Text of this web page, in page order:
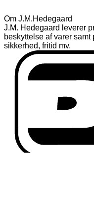
Om J.M.Hedegaard
J.M. Hedegaard leverer
beskyttelse af varer
sikkerhed, fritid mv.